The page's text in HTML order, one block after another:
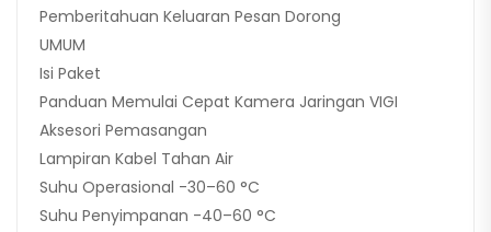
Pemberitahuan Keluaran Pesan Dorong
UMUM
Isi Paket
Panduan Memulai Cepat Kamera Jaringan VIGI
Aksesori Pemasangan
Lampiran Kabel Tahan Air
Suhu Operasional -30–60 °C
Suhu Penyimpanan -40–60 °C